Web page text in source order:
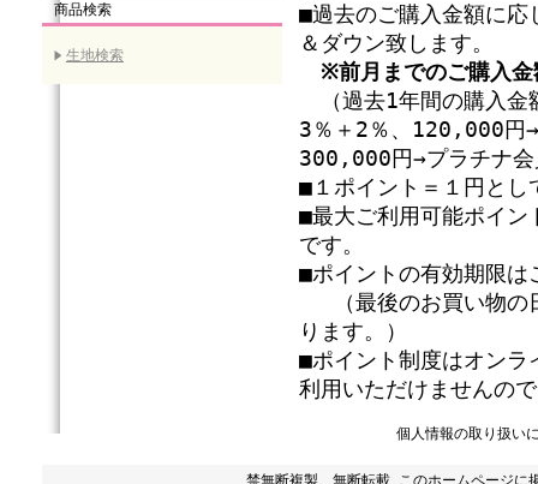
商品検索
生地検索
■過去のご購入金額に応
＆ダウン致します。
※前月までのご購入
（過去1年間の購入
3％＋2％、120,000円
300,000円→プラチナ会
■１ポイント＝１円とし
■最大ご利用可能ポイン
です。
■ポイントの有効期限は
（最後のお買い物の
ります。）
■ポイント制度はオン
利用いただけませんの
個人情報の取り扱い
禁無断複製、無断転載 このホームページに